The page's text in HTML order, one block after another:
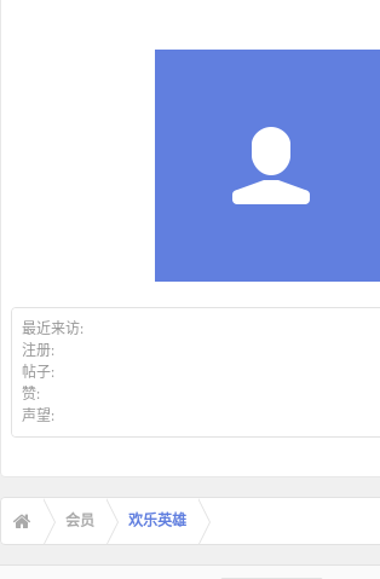
最近来访:
注册:
帖子:
赞:
声望:
会员 欢乐英雄